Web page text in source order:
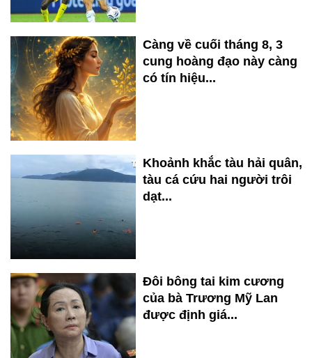
Càng về cuối tháng 8, 3
cung hoàng đạo này càng
có tín hiệu...
Khoảnh khắc tàu hải quân,
tàu cá cứu hai người trôi
dạt...
Đôi bông tai kim cương
của bà Trương Mỹ Lan
được định giá...